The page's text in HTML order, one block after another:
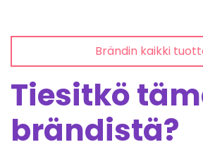
Brändin kaikki
Tiesitkö
brändistä?